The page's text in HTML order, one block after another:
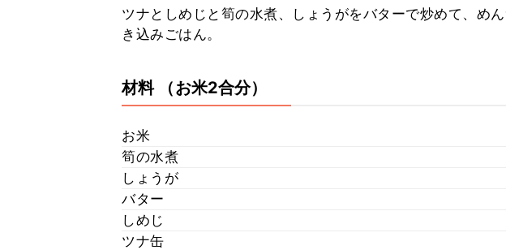
ツナとしめじと筍の水煮、しょうがをバターで炒めて、め
き込みごはん。
材料 （お米2合分）
お米
筍の水煮
しょうが
バター
しめじ
ツナ缶